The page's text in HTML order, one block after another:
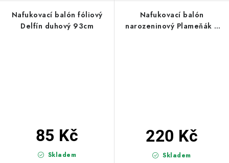
Nafukovací balón fóliový
Delfín duhový 93cm
Skladem
85 Kč
Nafukovací balón
narozeninový Plameňák s
Skladem
220 Kč